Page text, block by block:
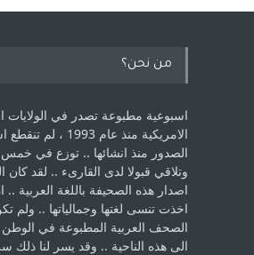
من نحن؟
اسبوعية مطبوعة تصدر في الولايات
الامريكية منذ عام
الصدور منذ انشائها .. توزع في خمس
‏وتلاقي قبولا لدى القارىء ..‏ لقد
اصدار هذه الصحيفة باللغة العربية ..
اخذت ‏تنسى لغتها وجمالياتها .. ولم
الصحف العربية المطبوعة في
الى هذه الناحية .. وقد يسر لنا ذلك